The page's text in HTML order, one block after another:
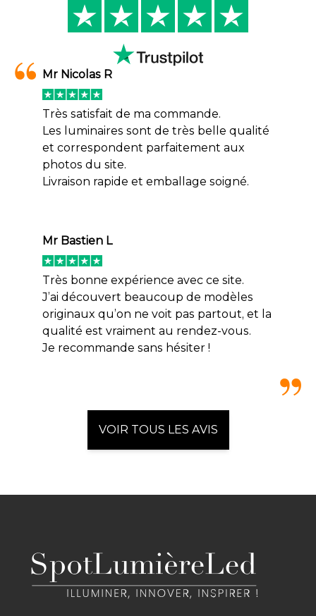
Mr Nicolas R
Très satisfait de ma commande.
Les luminaires sont de très belle qualité
et correspondent parfaitement aux
photos du site.
Livraison rapide et emballage soigné.
Mr Bastien L
Très bonne expérience avec ce site.
J’ai découvert beaucoup de modèles
originaux qu’on ne voit pas partout, et la
qualité est vraiment au rendez-vous.
Je recommande sans hésiter !
VOIR TOUS LES AVIS